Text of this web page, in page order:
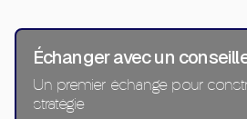
Échanger avec un
Un premier échange pour
stratégie